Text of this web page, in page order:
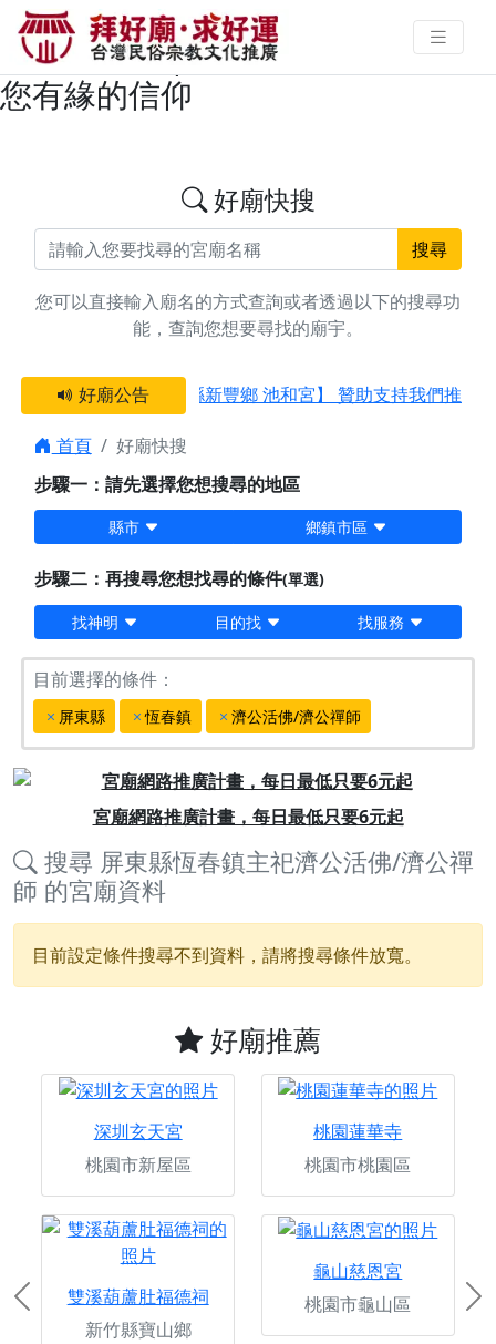
搜尋屏東縣恆春鎮濟公活佛/濟公禪
師廟宇資料 | 拜好廟求好運 找到與
您有緣的信仰
好廟快搜
搜尋
您可以直接輸入廟名的方式查詢或者透過以下的搜尋功
能，查詢您想要尋找的廟宇。
好廟公告
感謝 【新竹縣新豐鄉 池和宮】 贊助支持我們推廣
首頁
好廟快搜
步驟一：請先選擇您想搜尋的地區
縣市 鄉鎮市區
步驟二：再搜尋您想找尋的條件(單選)
找神明 目的找 找服務
目前選擇的條件：
屏東縣 恆春鎮 濟公活佛/濟公禪師
宮廟網路推廣計畫，每日最低只要6元起
Previous
搜尋 屏東縣恆春鎮主祀濟公活佛/濟公禪
師 的宮廟資料
目前設定條件搜尋不到資料，請將搜尋條件放寬。
好廟推薦
深圳玄天宮
桃園市新屋區
桃園蓮華寺
桃園市桃園區
雙溪葫蘆肚福德祠
新竹縣寶山鄉
龜山慈恩宮
桃園市龜山區
Previous